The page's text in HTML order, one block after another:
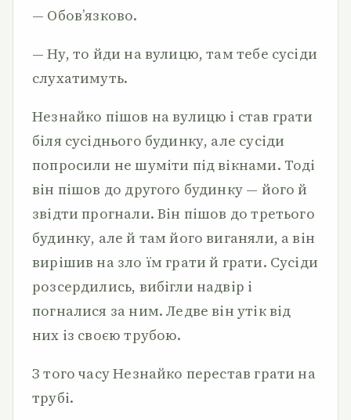
— Обов’язково.
— Ну, то йди на вулицю, там тебе сусіди
слухатимуть.
Незнайко пішов на вулицю і став грати
біля сусіднього будинку, але сусіди
попросили не шуміти під вікнами. Тоді
він пішов до другого будинку — його й
звідти прогнали. Він пішов до третього
будинку, але й там його виганяли, а він
вирішив на зло їм грати й грати. Сусіди
розсердились, вибігли надвір і
погналися за ним. Ледве він утік від
них із своєю трубою.
З того часу Незнайко перестав грати на
трубі.